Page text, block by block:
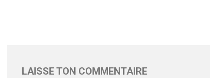
LAISSE TON COMMENTAIRE